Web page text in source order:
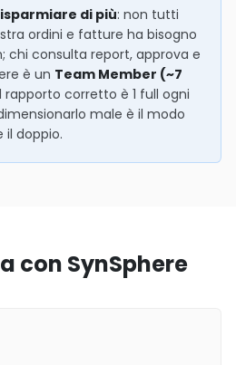
di più: non tutti
ordini e fatture ha bisogno
chi consulta report, approva e
è un Team Member (~7
rapporto corretto è 1 full ogni
male è il modo
il doppio.
con SynSphere